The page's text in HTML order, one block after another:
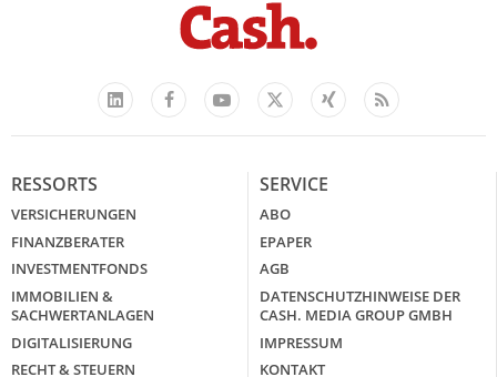
LinkedIn
FacebookYouTube
X
Xing Feed
RESSORTS
VERSICHERUNGEN
FINANZBERATER
INVESTMENTFONDS
IMMOBILIEN &
SACHWERTANLAGEN
DIGITALISIERUNG
RECHT & STEUERN
SERVICE
ABO
EPAPER
AGB
DATENSCHUTZHINWEISE DER
CASH. MEDIA GROUP GMBH
IMPRESSUM
KONTAKT